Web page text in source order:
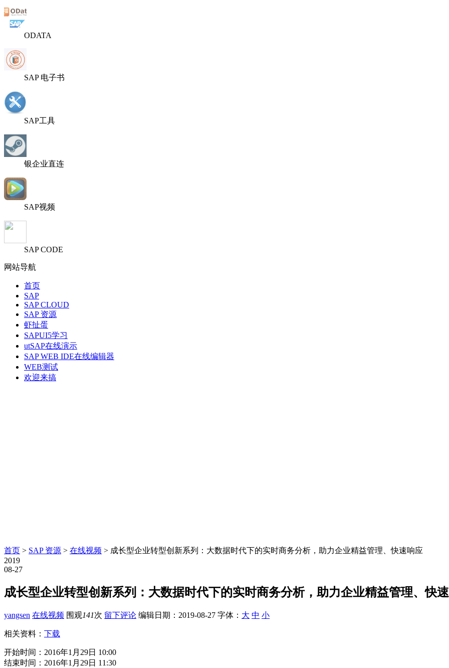
ODATA
SAP 电子书
SAP工具
银企业直连
SAP视频
SAP CODE
网站导航
首页
SAP
SAP CLOUD
SAP 资源
虾扯蛋
SAPUI5学习
utSAP在线演示
SAP WEB IDE在线编辑器
WEB测试
欢迎来搞
首页 > SAP 资源 > 在线视频 > 成长型企业转型创新系列：大数据时代下的实时商务分析，助力企业精益管理、快速响应
2019
08-27
成长型企业转型创新系列：大数据时代下的实时商务分析，助力企业精益管理、快
yangsen 在线视频 围观141次 留下评论 编辑日期： 2019-08-27 字体： 大 中 小
相关资料： 下载
开始时间：2016年1月29日 10:00
结束时间：2016年1月29日 11:30